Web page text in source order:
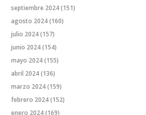
septiembre 2024(151)
agosto 2024(160)
julio 2024(157)
junio 2024(154)
mayo 2024(155)
abril 2024(136)
marzo 2024(159)
febrero 2024(152)
enero 2024(169)